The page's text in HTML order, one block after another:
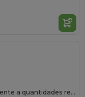
MAKALU Casaco repelente a quantidades reduzidas de água